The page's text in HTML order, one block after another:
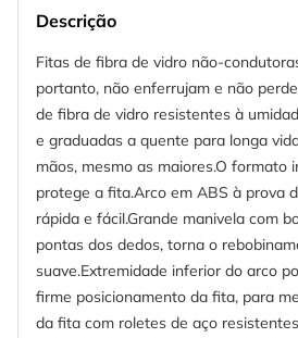
Descrição
Fitas de fibra de vidro não-
portanto, não enferrujam e não
de fibra de vidro resistentes à
e graduadas a quente para longa
mãos, mesmo as maiores.O formato
protege a fita.Arco em ABS à prova
rápida e fácil.Grande manivela com
pontas dos dedos, torna o
suave.Extremidade inferior do arco
firme posicionamento da fita, para
da fita com roletes de aço